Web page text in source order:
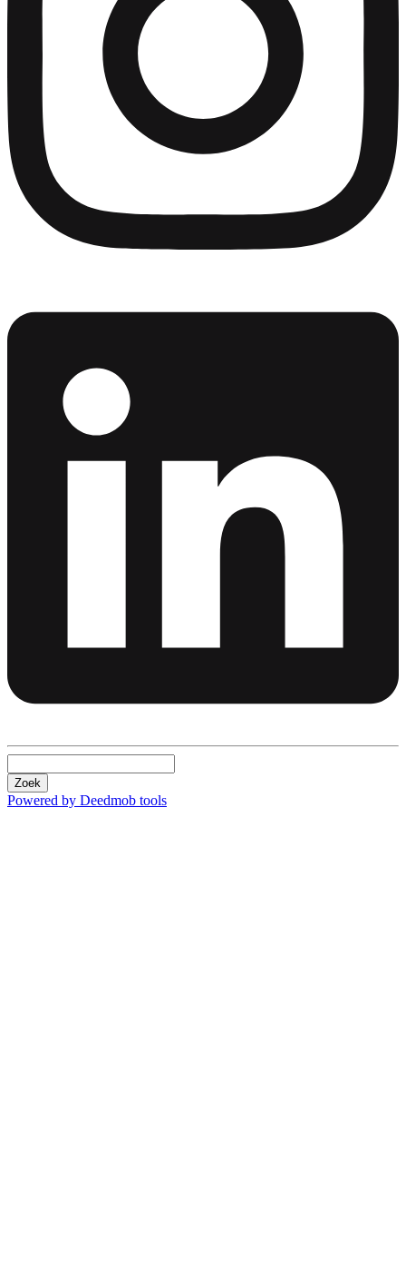
Zoek
Powered by Deedmob tools